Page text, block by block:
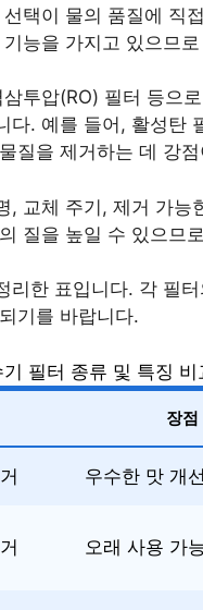
택이 물의 품질에 직
능을 가지고 있으므
투압(RO) 필터 등으
다. 예를 들어, 활성탄
질을 제거하는 데 강
, 교체 주기, 제거 가능
질을 높일 수 있으므
리한 표입니다. 각 필
기를 바랍니다.
기 필터 종류 및 특징 비
장점
우수한 맛 개선
오래 사용 가